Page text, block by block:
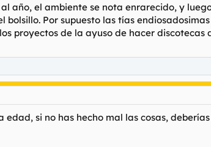
año, el ambiente se nota enrarecido, y
Por supuesto las tías
proyectos de la ayuso de hacer
edad, si no has hecho mal las cosas,